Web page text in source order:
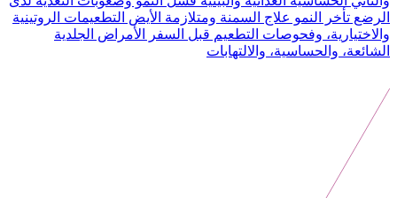
الرضع تأخر النمو علاج السمنة ومتلازمة الأيض التطعيمات الروتينية
والاختيارية، وفحوصات التطعيم قبل السفر
الأمراض الجلدية
الشائعة، والحساسية، والالتهابات